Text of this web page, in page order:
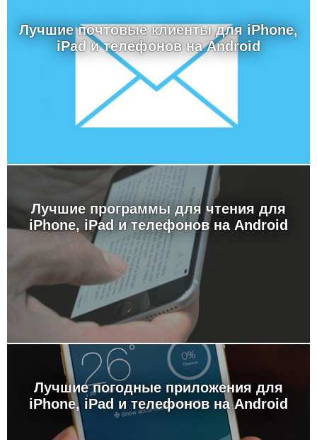
Лучшие почтовые клиенты для iPhone,
iPad и телефонов на Android
Лучшие программы для чтения для
iPhone, iPad и телефонов на Android
Лучшие погодные приложения для
iPhone, iPad и телефонов на Android